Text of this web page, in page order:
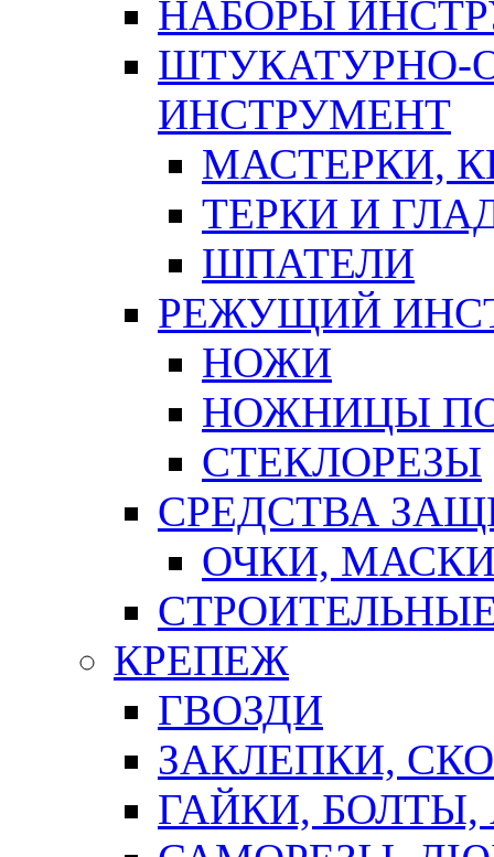
НАБОРЫ
ШТУКАТУРНО-
ИНСТРУМЕНТ
МАСТЕРКИ,
ТЕРКИ И
ШПАТЕЛИ
РЕЖУЩИЙ
НОЖИ
НОЖНИЦЫ
СТЕКЛОРЕЗЫ
СРЕДСТВА
ОЧКИ,
КРЕПЕЖ
ГВОЗДИ
ЗАКЛЕПКИ,
ГАЙКИ,